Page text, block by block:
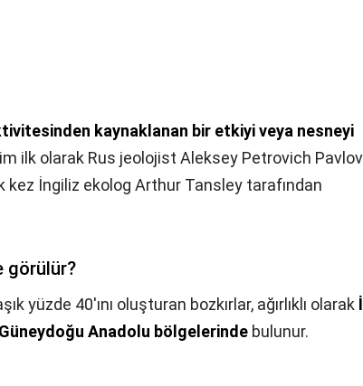
kaynaklanan bir etkiyi veya nesneyi
ilk olarak Rus jeolojist Aleksey Petrovich Pavlov
kez İngiliz ekolog Arthur Tansley tarafından
görülür?
yüzde 40'ını oluşturan bozkırlar, ağırlıklı olarak
Anadolu bölgelerinde bulunur.